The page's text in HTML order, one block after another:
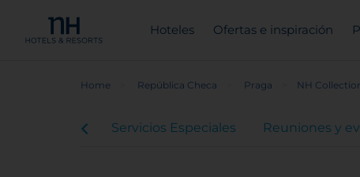
Hoteles Ofertas e inspiración
Home República Checa Praga NH
Habitaciones Servicios Especiales Reuniones y